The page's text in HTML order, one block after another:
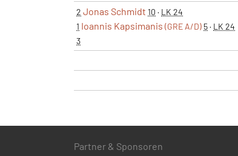
2 Jonas Schmidt 10 · LK 24
1 Ioannis Kapsimanis (GRE A/D) 5· LK 24
3
Partner & Sponsoren